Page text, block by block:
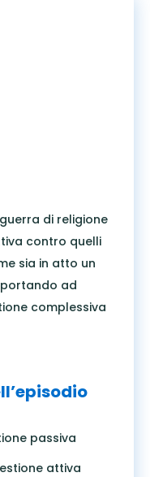
di religione
contro quelli
sia in atto un
ad
complessiva
passiva
attiva